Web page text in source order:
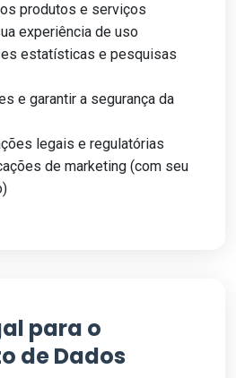
produtos e serviços
experiência de uso
estatísticas e pesquisas
e garantir a segurança da
legais e regulatórias
de marketing (com seu
para o
de Dados